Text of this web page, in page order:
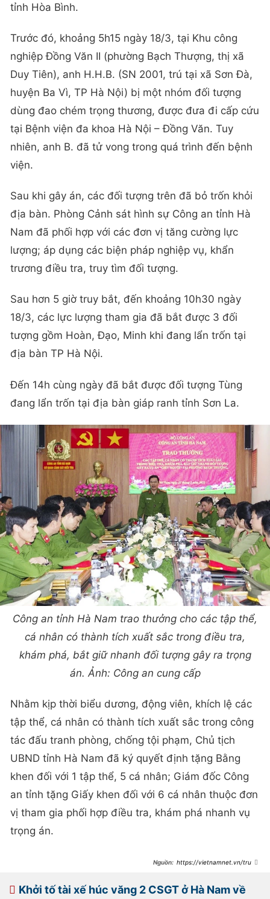
tỉnh Hòa Bình.
Trước đó, khoảng 5h15 ngày 18/3, tại Khu công
nghiệp Đồng Văn II (phường Bạch Thượng, thị xã
Duy Tiên), anh H.H.B. (SN 2001, trú tại xã Sơn Đà,
huyện Ba Vì, TP Hà Nội) bị một nhóm đối tượng
dùng đao chém trọng thương, được đưa đi cấp cứu
tại Bệnh viện đa khoa Hà Nội – Đồng Văn. Tuy
nhiên, anh B. đã tử vong trong quá trình đến bệnh
viện.
Sau khi gây án, các đối tượng trên đã bỏ trốn khỏi
địa bàn. Phòng Cảnh sát hình sự Công an tỉnh Hà
Nam đã phối hợp với các đơn vị tăng cường lực
lượng; áp dụng các biện pháp nghiệp vụ, khẩn
trương điều tra, truy tìm đối tượng.
Sau hơn 5 giờ truy bắt, đến khoảng 10h30 ngày
18/3, các lực lượng tham gia đã bắt được 3 đối
tượng gồm Hoàn, Đạo, Minh khi đang lẩn trốn tại
địa bàn TP Hà Nội.
Đến 14h cùng ngày đã bắt được đối tượng Tùng
đang lẩn trốn tại địa bàn giáp ranh tỉnh Sơn La.
Công an tỉnh Hà Nam trao thưởng cho các tập thể,
cá nhân có thành tích xuất sắc trong điều tra,
khám phá, bắt giữ nhanh đối tượng gây ra trọng
án. Ảnh: Công an cung cấp
Nhằm kịp thời biểu dương, động viên, khích lệ các
tập thể, cá nhân có thành tích xuất sắc trong công
tác đấu tranh phòng, chống tội phạm, Chủ tịch
UBND tỉnh Hà Nam đã ký quyết định tặng Bằng
khen đối với 1 tập thể, 5 cá nhân; Giám đốc Công
an tỉnh tặng Giấy khen đối với 6 cá nhân thuộc đơn
vị tham gia phối hợp điều tra, khám phá nhanh vụ
trọng án.
https://vietnamnet.vn/truy-
Khởi tố tài xế húc văng 2 CSGT ở Hà Nam về